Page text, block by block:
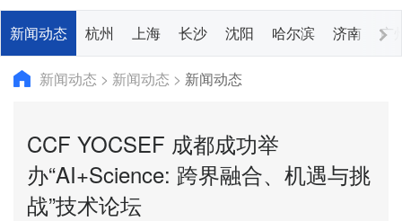
新闻动态 杭州 上海 长沙 沈阳 哈尔滨 济南 广
新闻动态 > 新闻动态 > 新闻动态
CCF YOCSEF 成都成功举
办“AI+Science: 跨界融合、机遇与挑
战”技术论坛